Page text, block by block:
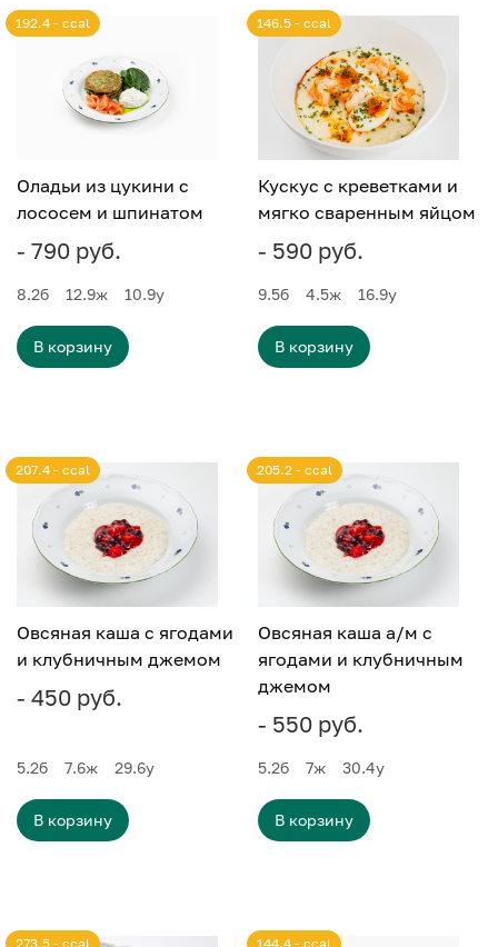
Оладьи из цукини с
лососем и шпинатом
- 790 руб.
192.4 - ccal
8.2б 12.9ж 10.9у
В корзину
Кускус с креветками и
мягко сваренным яйцом
- 590 руб.
146.5 - ccal
9.5б 4.5ж 16.9у
В корзину
Овсяная каша с ягодами
и клубничным джемом
- 450 руб.
207.4 - ccal
5.2б 7.6ж 29.6у
В корзину
Овсяная каша а/м с
ягодами и клубничным
джемом
- 550 руб.
205.2 - ccal
5.2б 7ж 30.4у
В корзину
273.5 - ccal 144.4 - ccal